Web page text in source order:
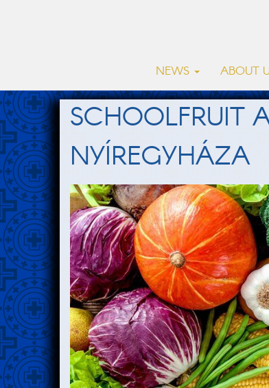
NEWS ABOUT
SCHOOLFRUIT
NYÍREGYHÁZA